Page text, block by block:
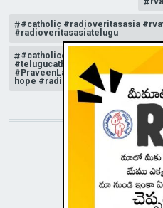
#catholic #radioveritasasia
#radioveritasasiatelugu
#catholicchurchnews
#telugucatholicchurch
#PraveenLakkisetti #reflection
hope #radioveritas #rvatelugu
STAY